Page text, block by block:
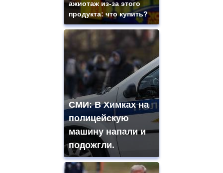
ажиотаж из-за этого
продукта: что купить?
СМИ: В Химках на
полицейскую
машину напали и
подожгли.